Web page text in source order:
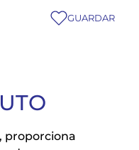
GUARDAR
proporciona